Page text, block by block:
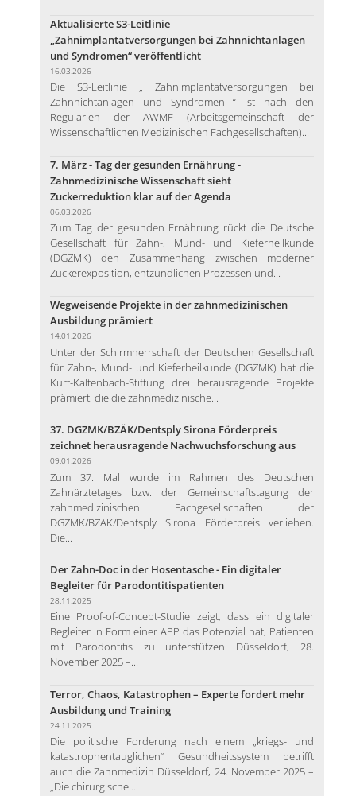
Aktualisierte S3-Leitlinie
„Zahnimplantatversorgungen bei Zahnnichtanlagen
und Syndromen“ veröffentlicht
16.03.2026
Die S3-Leitlinie „ Zahnimplantatversorgungen bei
Zahnnichtanlagen und Syndromen “ ist nach den
Regularien der AWMF (Arbeitsgemeinschaft der
Wissenschaftlichen Medizinischen Fachgesellschaften)...
7. März - Tag der gesunden Ernährung -
Zahnmedizinische Wissenschaft sieht
Zuckerreduktion klar auf der Agenda
06.03.2026
Zum Tag der gesunden Ernährung rückt die Deutsche
Gesellschaft für Zahn-, Mund- und Kieferheilkunde
(DGZMK) den Zusammenhang zwischen moderner
Zuckerexposition, entzündlichen Prozessen und...
Wegweisende Projekte in der zahnmedizinischen
Ausbildung prämiert
14.01.2026
Unter der Schirmherrschaft der Deutschen Gesellschaft
für Zahn-, Mund- und Kieferheilkunde (DGZMK) hat die
Kurt-Kaltenbach-Stiftung drei herausragende Projekte
prämiert, die die zahnmedizinische...
37. DGZMK/BZÄK/Dentsply Sirona Förderpreis
zeichnet herausragende Nachwuchsforschung aus
09.01.2026
Zum 37. Mal wurde im Rahmen des Deutschen
Zahnärztetages bzw. der Gemeinschaftstagung der
zahnmedizinischen Fachgesellschaften der
DGZMK/BZÄK/Dentsply Sirona Förderpreis verliehen.
Die...
Der Zahn-Doc in der Hosentasche - Ein digitaler
Begleiter für Parodontitispatienten
28.11.2025
Eine Proof-of-Concept-Studie zeigt, dass ein digitaler
Begleiter in Form einer APP das Potenzial hat, Patienten
mit Parodontitis zu unterstützen Düsseldorf, 28.
November 2025 –...
Terror, Chaos, Katastrophen – Experte fordert mehr
Ausbildung und Training
24.11.2025
Die politische Forderung nach einem „kriegs- und
katastrophentauglichen“ Gesundheitssystem betrifft
auch die Zahnmedizin Düsseldorf, 24. November 2025 –
„Die chirurgische...